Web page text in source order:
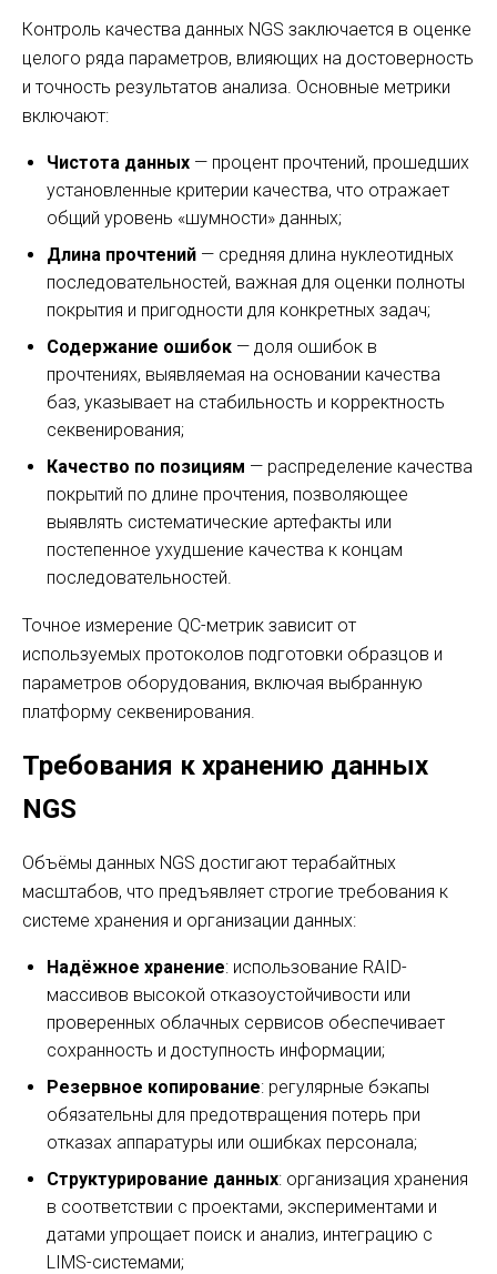
Контроль качества данных NGS заключается в оценке
целого ряда параметров, влияющих на достоверность
и точность результатов анализа. Основные метрики
включают:
Чистота данных — процент прочтений, прошедших
установленные критерии качества, что отражает
общий уровень «шумности» данных;
Длина прочтений — средняя длина нуклеотидных
последовательностей, важная для оценки полноты
покрытия и пригодности для конкретных задач;
Содержание ошибок — доля ошибок в
прочтениях, выявляемая на основании качества
баз, указывает на стабильность и корректность
секвенирования;
Качество по позициям — распределение качества
покрытий по длине прочтения, позволяющее
выявлять систематические артефакты или
постепенное ухудшение качества к концам
последовательностей.
Точное измерение QC-метрик зависит от
используемых протоколов подготовки образцов и
параметров оборудования, включая выбранную
платформу секвенирования.
Требования к хранению данных
NGS
Объёмы данных NGS достигают терабайтных
масштабов, что предъявляет строгие требования к
системе хранения и организации данных:
Надёжное хранение: использование RAID-
массивов высокой отказоустойчивости или
проверенных облачных сервисов обеспечивает
сохранность и доступность информации;
Резервное копирование: регулярные бэкапы
обязательны для предотвращения потерь при
отказах аппаратуры или ошибках персонала;
Структурирование данных: организация хранения
в соответствии с проектами, экспериментами и
датами упрощает поиск и анализ, интеграцию с
LIMS-системами;